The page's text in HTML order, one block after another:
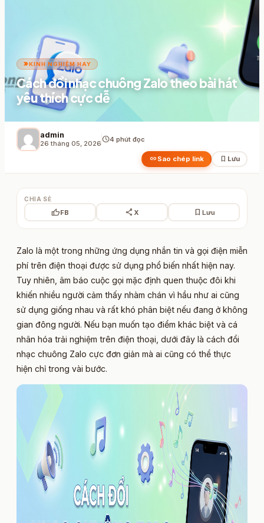
label_importantKINH NGHIỆM HAY
Cách đổi nhạc chuông Zalo theo bài hát
yêu thích cực dễ
admin
26 tháng 05, 2026schedule4 phút đọc
link Sao chép link bookmark Lưu
CHIA SẺ
thumb_upFB share X bookmark Lưu
Zalo là một trong những ứng dụng nhắn tin và gọi điện miễn
phí trên điện thoại được sử dụng phổ biến nhất hiện nay.
Tuy nhiên, âm báo cuộc gọi mặc định quen thuộc đôi khi
khiến nhiều người cảm thấy nhàm chán vì hầu như ai cũng
sử dụng giống nhau và rất khó phân biệt nếu đang ở không
gian đông người. Nếu bạn muốn tạo điểm khác biệt và cá
nhân hóa trải nghiệm trên điện thoại, dưới đây là cách đổi
nhạc chuông Zalo cực đơn giản mà ai cũng có thể thực
hiện chỉ trong vài bước.